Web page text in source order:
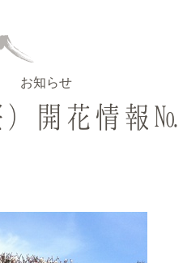
お知らせ
）開花情報№